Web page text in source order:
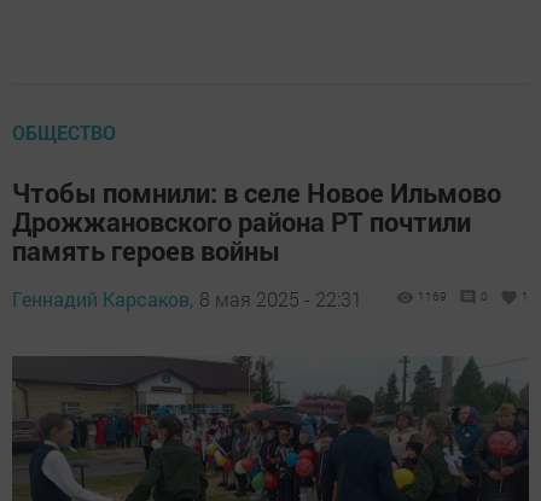
ОБЩЕСТВО
Чтобы помнили: в селе Новое Ильмово
Дрожжановского района РТ почтили
память героев войны
Геннадий Карсаков, 8 мая 2025 - 22:31 1169 0 1